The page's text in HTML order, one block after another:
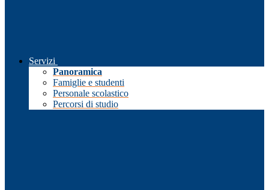
Servizi
Panoramica
Famiglie e studenti
Personale scolastico
Percorsi di studio